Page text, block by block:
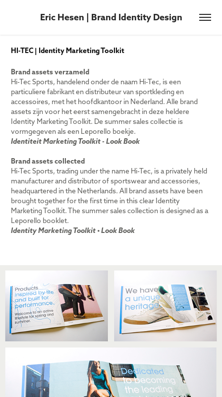
Eric Hesen | Brand Identity Design
HI-TEC | Identity Marketing Toolkit
Brand assets verzameld
Hi-Tec Sports, handelend onder de naam Hi-Tec, is een
particuliere fabrikant en distributeur van sportkleding en
accessoires, met het hoofdkantoor in Nederland. Alle brand
assets zijn voor het eerst samengebracht in deze heldere
Identity Marketing Toolkit. De summer sales collectie is
vormgegeven als een Leporello boekje.
Identiteit Marketing Toolkit - Look Book
Brand assets collected
Hi-Tec Sports, trading under the name Hi-Tec, is a privately held
manufacturer and distributor of sportswear and accessories,
headquartered in the Netherlands. All brand assets have been
brought together for the first time in this clear Identity
Marketing Toolkit. The summer sales collection is designed as a
Leporello booklet.
Identity Marketing Toolkit • Look Book